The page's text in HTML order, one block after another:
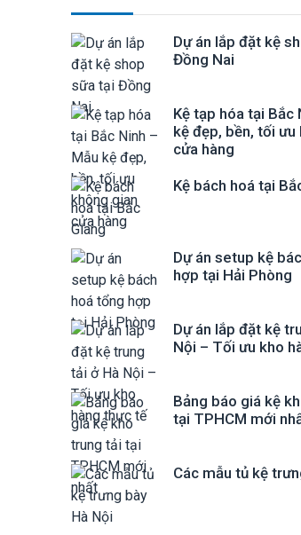
Dự án lắp đặt kệ
Đồng Nai
Kệ tạp hóa tại Bắc
kệ đẹp, bền, tối ưu
cửa hàng
Kệ bách hoá tại
Dự án setup kệ
hợp tại Hải Phòng
Dự án lắp đặt kệ
Nội – Tối ưu kho
Bảng báo giá kệ
tại TPHCM mới
Các mẫu tủ kệ